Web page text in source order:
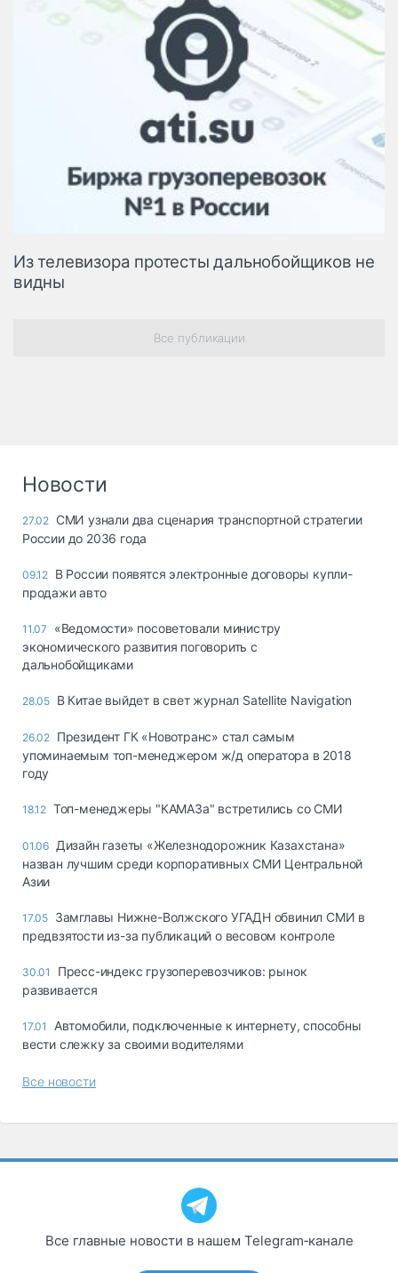
Из телевизора протесты дальнобойщиков не
видны
Все публикации
Новости
27.02 СМИ узнали два сценария транспортной стратегии
России до 2036 года
09.12 В России появятся электронные договоры купли-
продажи авто
11.07
«Ведомости» посоветовали министру
экономического развития поговорить с
дальнобойщиками
28.05 В Китае выйдет в свет журнал Satellite Navigation
26.02 Президент ГК «Новотранс» стал самым
упоминаемым топ-менеджером ж/д оператора в 2018
году
18.12 Топ-менеджеры "КАМАЗа" встретились со СМИ
01.06 Дизайн газеты «Железнодорожник Казахстана»
назван лучшим среди корпоративных СМИ Центральной
Азии
17.05 Замглавы Нижне-Волжского УГАДН обвинил СМИ в
предвзятости из-за публикаций о весовом контроле
30.01
Пресс-индекс грузоперевозчиков: рынок
развивается
17.01
Автомобили, подключенные к интернету, способны
вести слежку за своими водителями
Все новости
Все главные новости в нашем Telegram‑канале